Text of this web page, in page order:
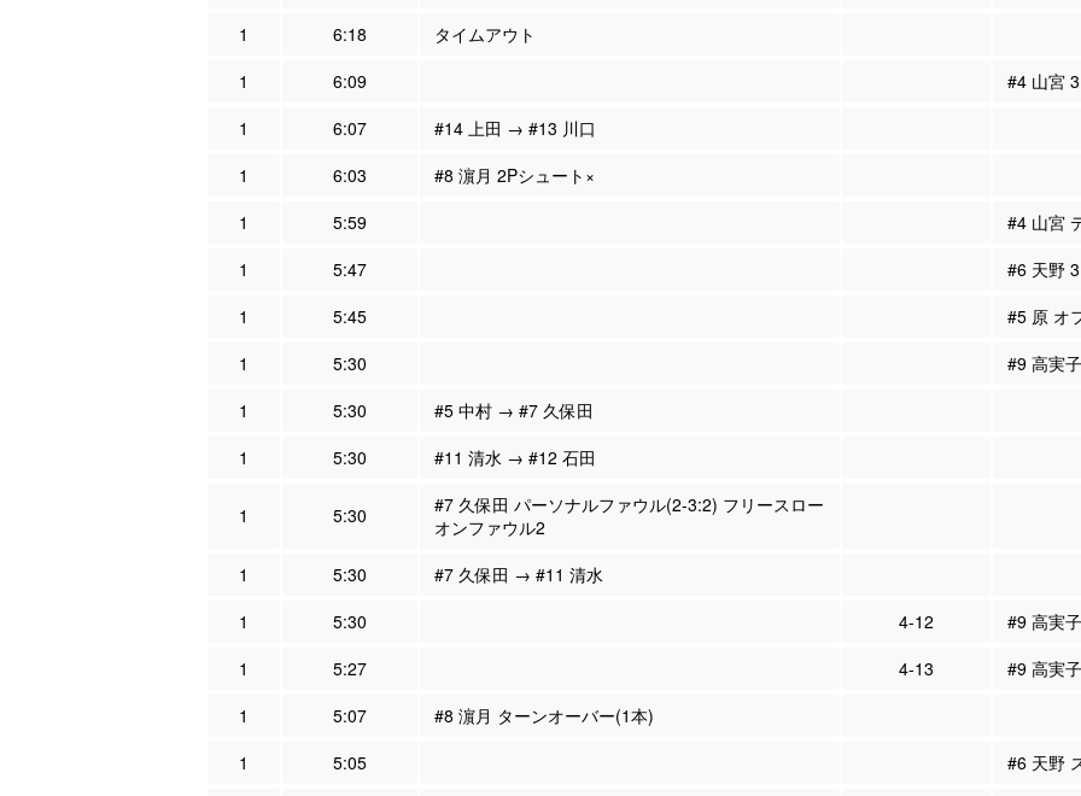
1
6:18
タイムアウト
1
6:09
#4 山宮
1
6:07
#14 上田 → #13 川口
1
6:03
#8 濵月 2Pシュート×
1
5:59
#4 山宮
1
5:47
#6 天野
1
5:45
#5 原 オ
1
5:30
#9 高実
1
5:30
#5 中村 → #7 久保田
1
5:30 #11 清水 → #12 石田
1 5:30
#7 久保田 パーソナルファウル(2-3:2) フリースロー
オンファウル2
1
5:30
#7 久保田 → #11 清水
1
5:30 4-12
#9 高実
1
5:27 4-13
#9 高実
1
5:07
#8 濵月 ターンオーバー(1本)
1
5:05 #6 天野